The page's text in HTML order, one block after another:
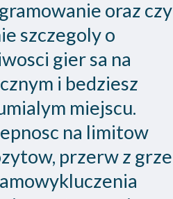
oraz czy
szczegoly o
gier sa na
i bedziesz
miejscu.
na limitow
przerw z grze